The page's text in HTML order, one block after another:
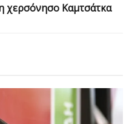
χερσόνησο Καμτσάτκα